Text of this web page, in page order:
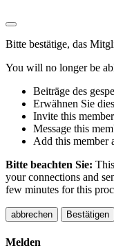
Bitte bestätige, das
You will no longer be
Beiträge des
Erwähnen Sie
Invite this
Message this
Add this member
Bitte beachten Sie:
your connections and
few minutes for this
Bestätigen
Melden